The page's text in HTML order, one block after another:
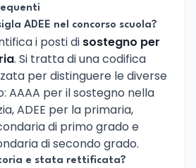
ADEE nel concorso scuola?
i posti di sostegno per
. Si tratta di una codifica
per distinguere le diverse
AAAA per il sostegno nella
ADEE per la primaria,
di primo grado e
di secondo grado.
e stata rettificata?